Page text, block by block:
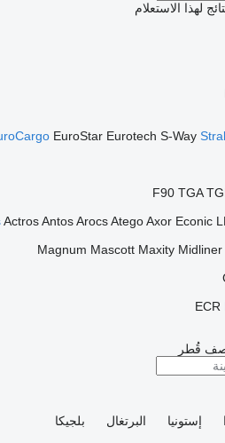
لهذا الاستعلام
EuroStar Eurotech S-Way
F90 TGA
Actros Antos Arocs Atego Axor Econic
Magnum Mascott Maxity Midliner
ECR
قُطر
إستونيا البرتغال
بلجيكا